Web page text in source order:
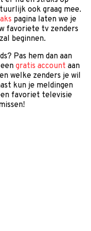
ook graag mee.
pagina laten we je
favoriete tv zenders
beginnen.
Pas hem dan aan
gratis account aan
welke zenders je wil
kun je meldingen
favoriet televisie